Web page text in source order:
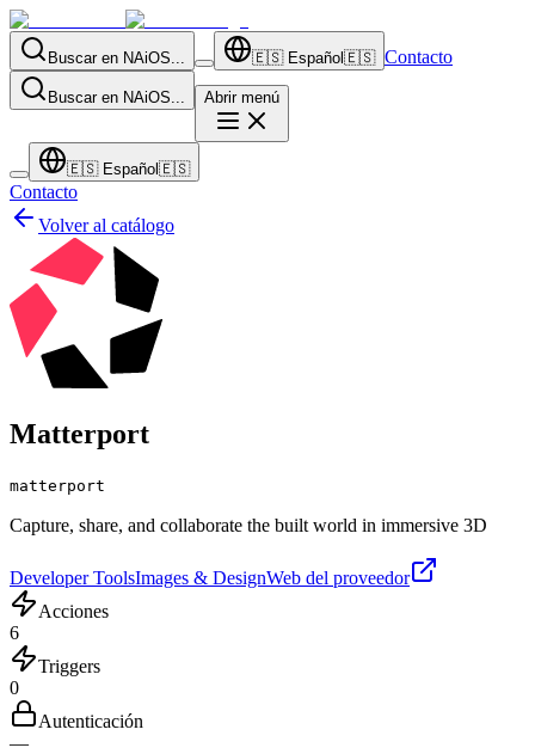
Buscar en NAiOS... 🇪🇸 Español 🇪🇸 Contacto
Buscar en NAiOS... Abrir menú
🇪🇸 Español 🇪🇸
Contacto
Volver al catálogo
Matterport
matterport
Capture, share, and collaborate the built world in immersive 3D
Developer ToolsImages & DesignWeb del proveedor
Acciones
6
Triggers
0
Autenticación
—